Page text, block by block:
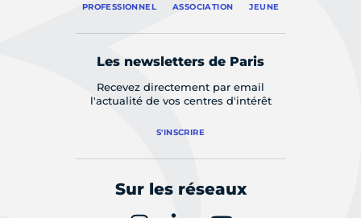
PROFESSIONNEL ASSOCIATION JEUNE
Les newsletters de Paris
Recevez directement par email
l'actualité de vos centres d'intérêt
S'INSCRIRE
Sur les réseaux